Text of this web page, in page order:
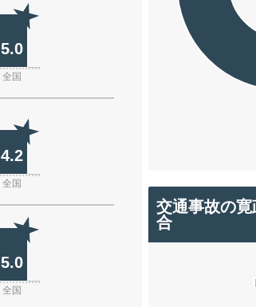
5.0
全国
4.2
全国
5.0
全国
交通事故の
合